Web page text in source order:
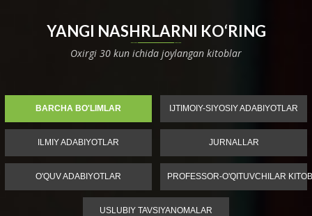
YANGI NASHRLARNI KO‘RING
Oxirgi 30 kun ichida joylangan kitoblar
BARCHA BO'LIMLAR IJTIMOIY-SIYOSIY ADABIYOTLAR
ILMIY ADABIYOTLAR JURNALLAR
O'QUV ADABIYOTLAR PROFESSOR-O'QITUVCHILAR
USLUBIY TAVSIYANOMALAR